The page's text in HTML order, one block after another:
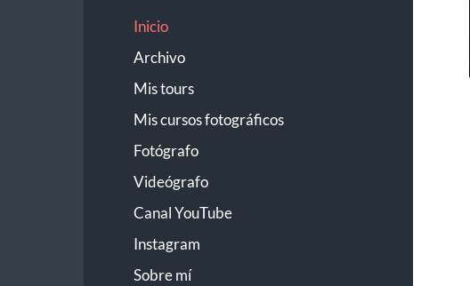
Inicio
Archivo
Mis tours
Mis cursos fotográficos
Fotógrafo
Videógrafo
Canal YouTube
Instagram
Sobre mí